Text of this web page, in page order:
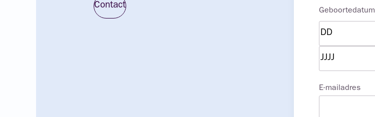
Contact
Geboortedatum
Dag
E-mailadres